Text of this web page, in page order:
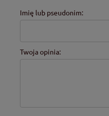
Imię lub pseudonim:
Twoja opinia: